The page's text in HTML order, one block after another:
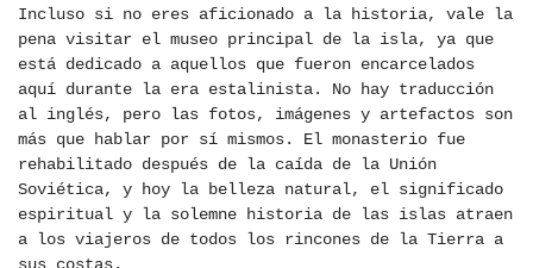
Incluso si no eres aficionado a la historia, vale la
pena visitar el museo principal de la isla, ya que
está dedicado a aquellos que fueron encarcelados
aquí durante la era estalinista. No hay traducción
al inglés, pero las fotos, imágenes y artefactos son
más que hablar por sí mismos. El monasterio fue
rehabilitado después de la caída de la Unión
Soviética, y hoy la belleza natural, el significado
espiritual y la solemne historia de las islas atraen
a los viajeros de todos los rincones de la Tierra a